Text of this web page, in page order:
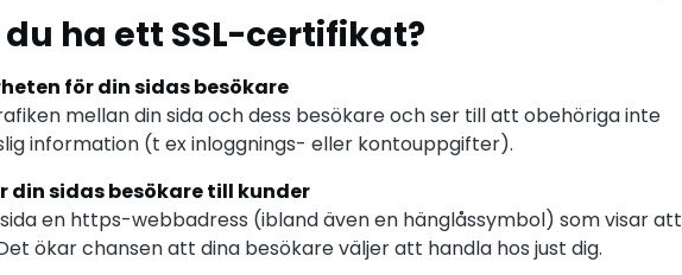
ha ett SSL-certifikat?
för din sidas besökare
mellan din sida och dess besökare och ser till att obehöriga inte
information (t ex inloggnings- eller kontouppgifter).
din sidas besökare till kunder
sida en https-webbadress (ibland även en hänglåssymbol) som visar att
ökar chansen att dina besökare väljer att handla hos just dig.